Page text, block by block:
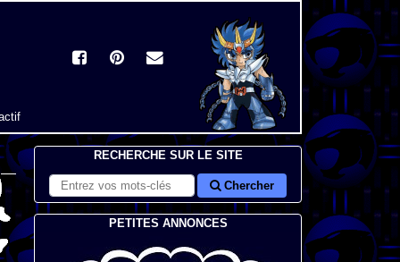
RECHERCHE SUR LE SITE
Chercher
PETITES ANNONCES